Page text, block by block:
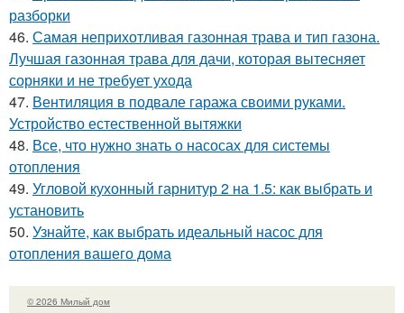
разборки
46. Самая неприхотливая газонная трава и тип газона.
Лучшая газонная трава для дачи, которая вытесняет
сорняки и не требует ухода
47. Вентиляция в подвале гаража своими руками.
Устройство естественной вытяжки
48. Все, что нужно знать о насосах для системы
отопления
49. Угловой кухонный гарнитур 2 на 1.5: как выбрать и
установить
50. Узнайте, как выбрать идеальный насос для
отопления вашего дома
© 2026 Милый дом